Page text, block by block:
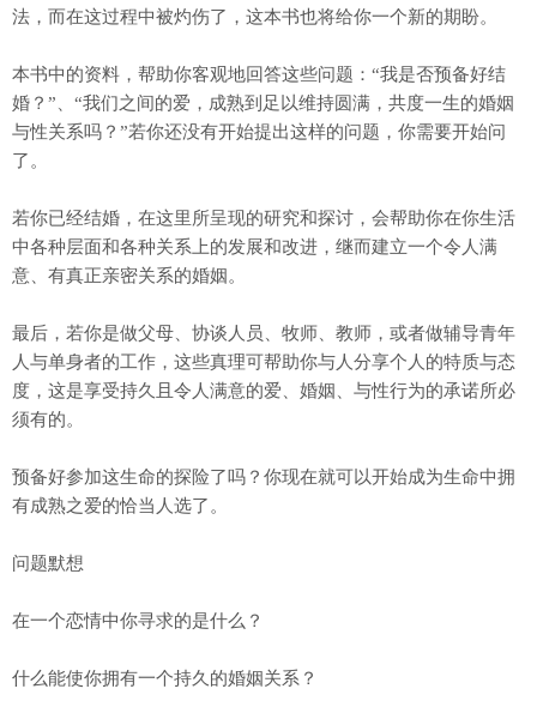
法，而在这过程中被灼伤了，这本书也将给你一个新的期盼。
本书中的资料，帮助你客观地回答这些问题：“我是否预备好结
婚？”、“我们之间的爱，成熟到足以维持圆满，共度一生的婚姻
与性关系吗？”若你还没有开始提出这样的问题，你需要开始问
了。
若你已经结婚，在这里所呈现的研究和探讨，会帮助你在你生活
中各种层面和各种关系上的发展和改进，继而建立一个令人满
意、有真正亲密关系的婚姻。
最后，若你是做父母、协谈人员、牧师、教师，或者做辅导青年
人与单身者的工作，这些真理可帮助你与人分享个人的特质与态
度，这是享受持久且令人满意的爱、婚姻、与性行为的承诺所必
须有的。
预备好参加这生命的探险了吗？你现在就可以开始成为生命中拥
有成熟之爱的恰当人选了。
问题默想
在一个恋情中你寻求的是什么？
什么能使你拥有一个持久的婚姻关系？